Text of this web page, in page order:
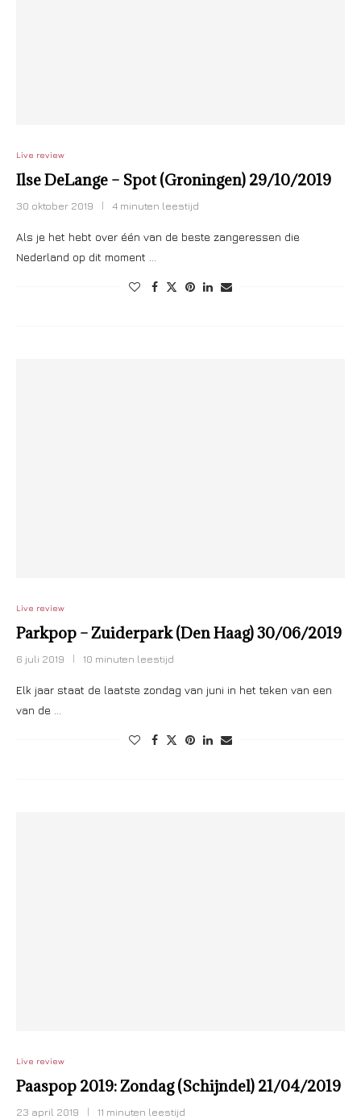
Live review
Ilse DeLange – Spot (Groningen) 29/10/2019
30 oktober 2019 4 minuten leestijd
Als je het hebt over één van de beste zangeressen die
Nederland op dit moment …
Live review
Parkpop – Zuiderpark (Den Haag) 30/06/2019
6 juli 2019 10 minuten leestijd
Elk jaar staat de laatste zondag van juni in het teken van een
van de …
Live review
Paaspop 2019: Zondag (Schijndel) 21/04/2019
23 april 2019 11 minuten leestijd